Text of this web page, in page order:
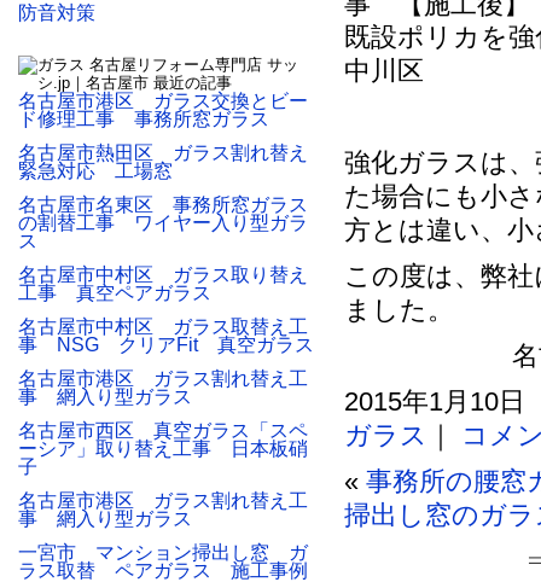
既設ポリカを
中川区
強化ガラスは
た場合にも小
方とは違い、
この度は、弊
ました。
2015年1月10
ガラス ｜
コメ
« 事務所の腰
掃出し窓のガ
防音対策
名古屋市港区 ガラス交換とビー
ド修理工事 事務所窓ガラス
名古屋市熱田区 ガラス割れ替え
緊急対応 工場窓
名古屋市名東区 事務所窓ガラス
の割替工事 ワイヤー入り型ガラ
ス
名古屋市中村区 ガラス取り替え
工事 真空ペアガラス
名古屋市中村区 ガラス取替え工
事 NSG クリアFit 真空ガラス
名古屋市港区 ガラス割れ替え工
事 網入り型ガラス
名古屋市西区 真空ガラス「スペ
ーシア」取り替え工事 日本板硝
子
名古屋市港区 ガラス割れ替え工
事 網入り型ガラス
一宮市 マンション掃出し窓 ガ
ラス取替 ペアガラス 施工事例